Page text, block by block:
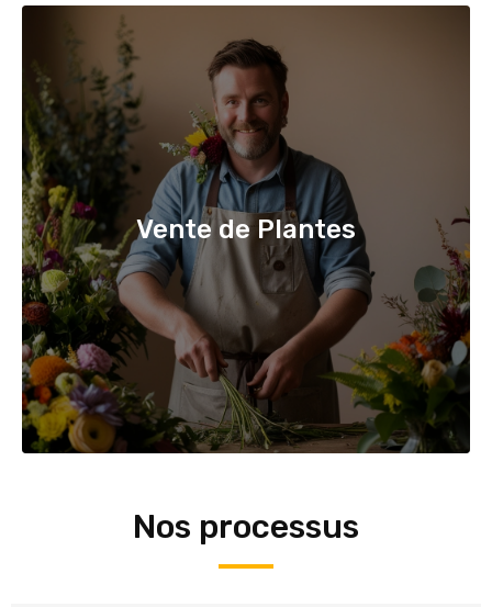
Vente de Plantes
Nos processus